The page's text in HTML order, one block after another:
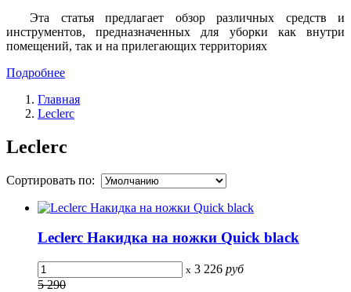
Эта статья предлагает обзор различных средств и
инструментов, предназначенных для уборки как внутри
помещений, так и на прилегающих территориях
Подробнее
Главная
Leclerc
Leclerc
Сортировать по:
Leclerc Накидка на ножки Quick black
x 3 226 руб
5 290